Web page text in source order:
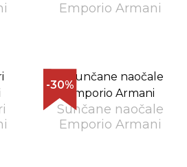
Emporio Armani
-30%
Sunčane naočale
Emporio Armani